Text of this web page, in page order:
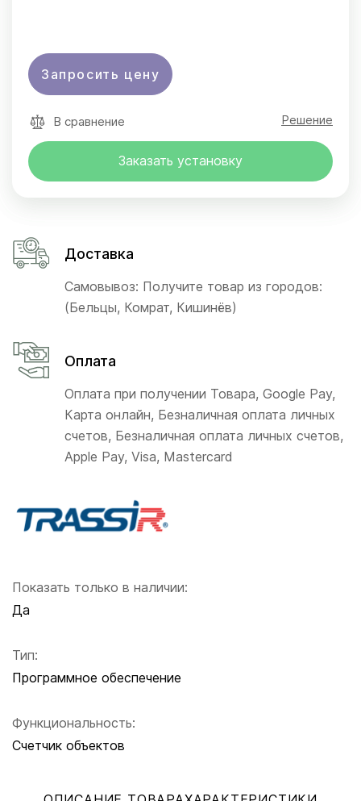
Показать только в наличии:
Да
Тип:
Программное обеспечение
Функциональность:
Счетчик объектов
Запросить цену
В сравнение Решение
Заказать установку
Доставка
Самовывоз: Получите товар из городов:
(Бельцы, Комрат, Кишинёв)
Оплата
Оплата при получении Товара, Google Pay,
Карта онлайн, Безналичная оплата личных
счетов, Безналичная оплата личных счетов,
Apple Pay, Visa, Mastercard